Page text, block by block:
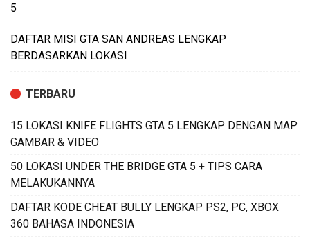
5
DAFTAR MISI GTA SAN ANDREAS LENGKAP
BERDASARKAN LOKASI
TERBARU
15 LOKASI KNIFE FLIGHTS GTA 5 LENGKAP DENGAN MAP
GAMBAR & VIDEO
50 LOKASI UNDER THE BRIDGE GTA 5 + TIPS CARA
MELAKUKANNYA
DAFTAR KODE CHEAT BULLY LENGKAP PS2, PC, XBOX
360 BAHASA INDONESIA